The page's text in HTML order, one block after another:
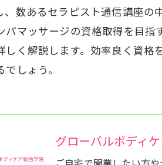
、数あるセラピスト通信講座
パマッサージの資格取得を目
しく解説します。効率良く資
しょう。
グローバルボディ